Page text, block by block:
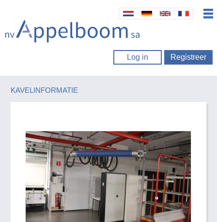
Log in Registreer
KAVELINFORMATIE